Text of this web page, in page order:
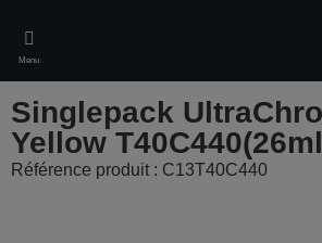
main
content
Menu
Singlepack
Yellow
Référence produit : C13T40C440